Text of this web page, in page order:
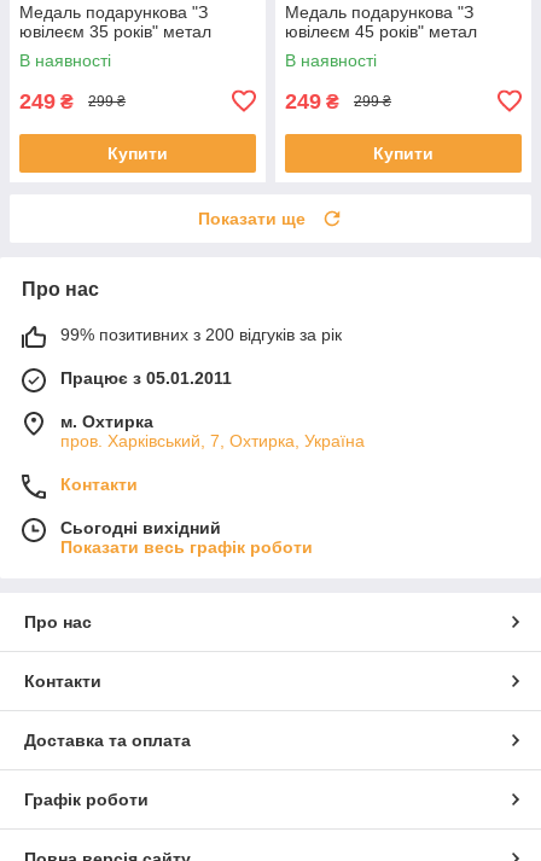
Медаль подарункова "З
ювілеєм 35 років" метал
В наявності
249 ₴ 299 ₴
Купити
Медаль подарункова "З
ювілеєм 45 років" метал
В наявності
249 ₴ 299 ₴
Купити
Показати ще
Про нас
99% позитивних з 200 відгуків за рік
Працює з 05.01.2011
м. Охтирка
пров. Харківський, 7, Охтирка, Україна
Контакти
Сьогодні вихідний
Показати весь графік роботи
Про нас
Контакти
Доставка та оплата
Графік роботи